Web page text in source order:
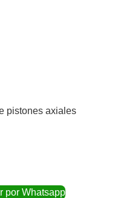
pistones axiales
por Whatsapp